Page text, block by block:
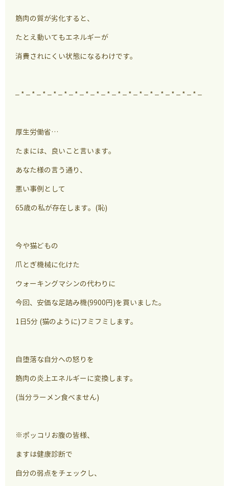
筋肉の質が劣化すると、
たとえ動いてもエネルギーが
消費されにくい状態になるわけです。
– * – * – * – * – * – * – * – * – * – * – * – * – * – * – * – * – * –
厚生労働省…
たまには、良いこと言います。
あなた様の言う通り、
悪い事例として
65歳の私が存在します。(恥)
今や猫どもの
爪とぎ機械に化けた
ウォーキングマシンの代わりに
今回、安価な足踏み機(9900円)を買いました。
1日5分 (猫のように)フミフミします。
自堕落な自分への怒りを
筋肉の炎上エネルギーに変換します。
(当分ラーメン食べません)
※ポッコリお腹の皆様、
ますは健康診断で
自分の弱点をチェックし、